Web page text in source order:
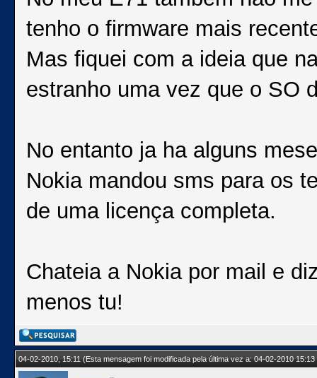
tenho o firmware mais
Mas fiquei com a ideia que
estranho uma vez que o SO
No entanto ja ha alguns
Nokia mandou sms para os
de uma licença completa.
Chateia a Nokia por mail e
menos tu!
04-02-2010, 15:11(Esta mensagem foi modificada pela última vez a: 04-02-2010